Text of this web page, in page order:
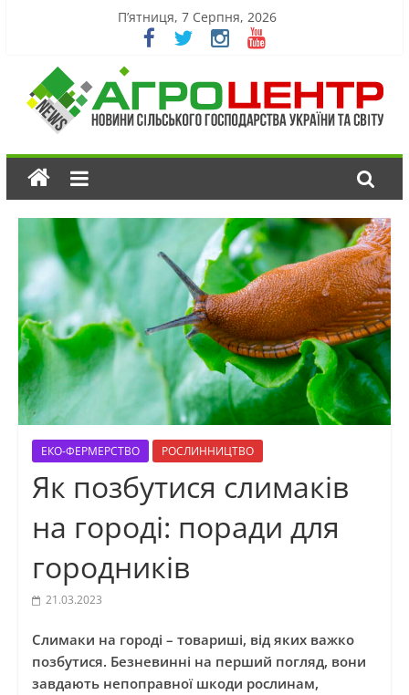
П’ятниця, 7 Серпня, 2026
ЕКО-ФЕРМЕРСТВО РОСЛИННИЦТВО
Як позбутися слимаків
на городі: поради для
городників
21.03.2023
Слимаки на городі – товариші, від яких важко
позбутися. Безневинні на перший погляд, вони
завдають непоправної шкоди рослинам,